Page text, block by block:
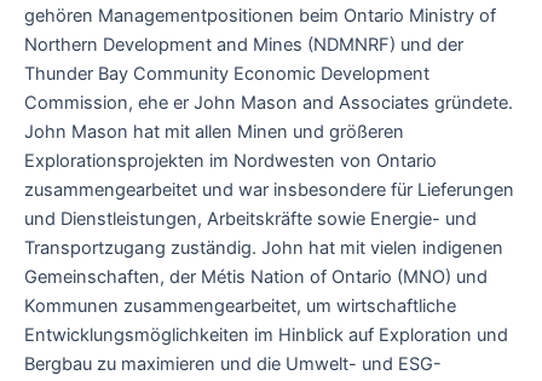
gehören Managementpositionen beim Ontario Ministry of
Northern Development and Mines (NDMNRF) und der
Thunder Bay Community Economic Development
Commission, ehe er John Mason and Associates gründete.
John Mason hat mit allen Minen und größeren
Explorationsprojekten im Nordwesten von Ontario
zusammengearbeitet und war insbesondere für Lieferungen
und Dienstleistungen, Arbeitskräfte sowie Energie- und
Transportzugang zuständig. John hat mit vielen indigenen
Gemeinschaften, der Métis Nation of Ontario (MNO) und
Kommunen zusammengearbeitet, um wirtschaftliche
Entwicklungsmöglichkeiten im Hinblick auf Exploration und
Bergbau zu maximieren und die Umwelt- und ESG-